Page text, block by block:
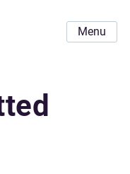
Menu